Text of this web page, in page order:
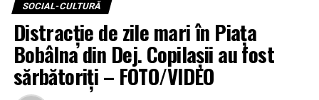
SOCIAL-CULTURĂ
Distracție de zile mari în Piața
Bobâlna din Dej. Copilașii au fost
sărbătoriți – FOTO/VIDEO